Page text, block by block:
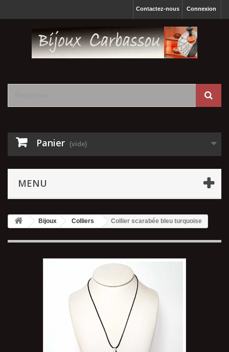
Connexion
Contactez-nous
Panier (vide)
MENU
Bijoux Colliers Collier scarabée bleu turquoise